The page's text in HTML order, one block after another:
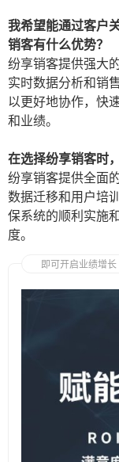
我希望能通过客户
销客有什么优势？
纷享销客提供强大
实时数据分析和销
以更好地协作，快
和业绩。
在选择纷享销客时
纷享销客提供全面
数据迁移和用户培
保系统的顺利实施
度。
即可开启业绩增长